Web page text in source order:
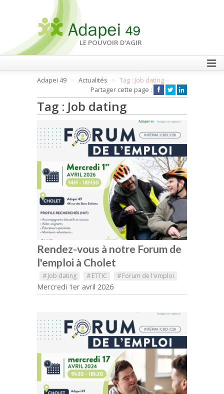
LE POUVOIR D'AGIR
FAIRE UN DON
Adapei 49 Actualités
Tag : Job dating
Partager cette page :
Tag : Job dating
Rendez-vous à notre Forum de
l'emploi à Cholet
#Job dating #ETTIC #Forum de l'emploi
Mercredi 1er avril 2026